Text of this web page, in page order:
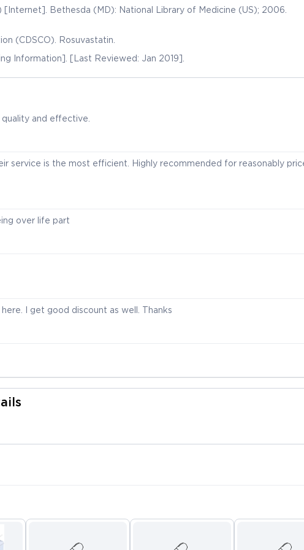
Bethesda (MD): National Library of Medicine (US); 2006.
(CDSCO). Rosuvastatin.
Information]. [Last Reviewed: Jan 2019].
and effective.
service is the most efficient. Highly recommended for reasonably
over life part
I get good discount as well. Thanks